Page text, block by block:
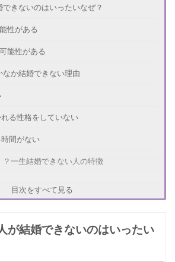
きないのはいったいなぜ？
性がある
能性がある
か結婚できない理由
る性格をしていない
間がない
一生結婚できない人の特徴
としても独身の場合がある
目次をすべて見る
が結婚できないのはいったい